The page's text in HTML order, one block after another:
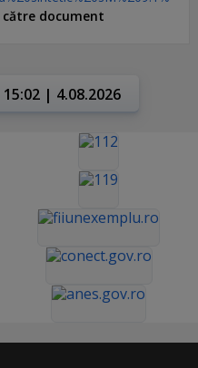
document
| 4.08.2026